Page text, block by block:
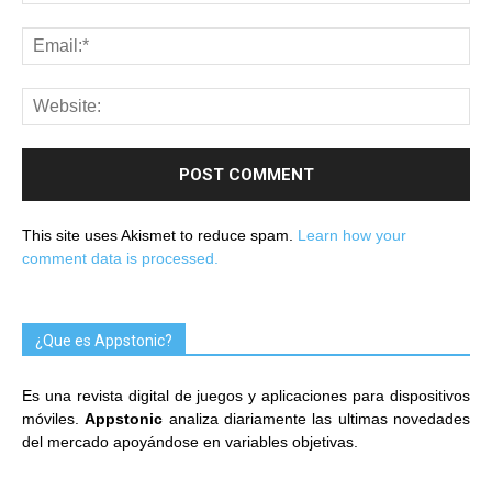
This site uses Akismet to reduce spam. Learn how your
comment data is processed.
¿Que es Appstonic?
Es una revista digital de juegos y aplicaciones para dispositivos
móviles.Appstonic analiza diariamente las ultimas novedades
del mercado apoyándose en variables objetivas.